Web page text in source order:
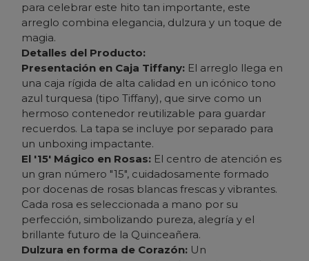
para celebrar este hito tan importante, este
arreglo combina elegancia, dulzura y un toque de
magia.
Detalles del Producto:
Presentación en Caja Tiffany: El arreglo llega en
una caja rígida de alta calidad en un icónico tono
azul turquesa (tipo Tiffany), que sirve como un
hermoso contenedor reutilizable para guardar
recuerdos. La tapa se incluye por separado para
un unboxing impactante.
El '15' Mágico en Rosas: El centro de atención es
un gran número "15", cuidadosamente formado
por docenas de rosas blancas frescas y vibrantes.
Cada rosa es seleccionada a mano por su
perfección, simbolizando pureza, alegría y el
brillante futuro de la Quinceañera.
Dulzura en forma de Corazón: Un